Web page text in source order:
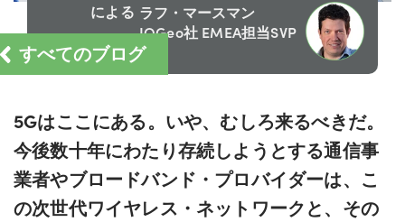
すべてのブログ
による ラフ・マースマン
IQGeo社 EMEA担当SVP
5Gはここにある。いや、むしろ来るべきだ。
今後数十年にわたり存続しようとする通信事
業者やブロードバンド・プロバイダーは、こ
の次世代ワイヤレス・ネットワークと、その